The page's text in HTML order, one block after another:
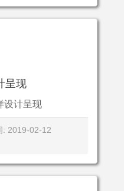
呈现
设计呈现
: 2019-02-12